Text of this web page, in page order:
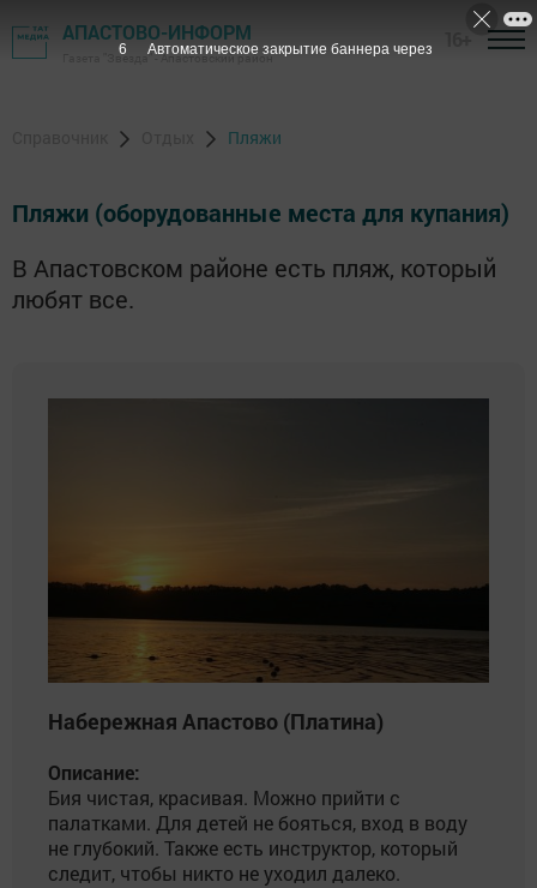
АПАСТОВО-ИНФОРМ
Газета "Звезда" - Апастовский район
Пляжи
Пляжи (оборудованные места для купания)
В Апастовском районе есть пляж, который
любят все.
Набережная Апастово (Платина)
Описание:
Бия чистая, красивая. Можно прийти с
палатками. Для детей не бояться, вход в воду
не глубокий. Также есть инструктор, который
следит, чтобы никто не уходил далеко.
6 Автоматическое закрытие баннера через